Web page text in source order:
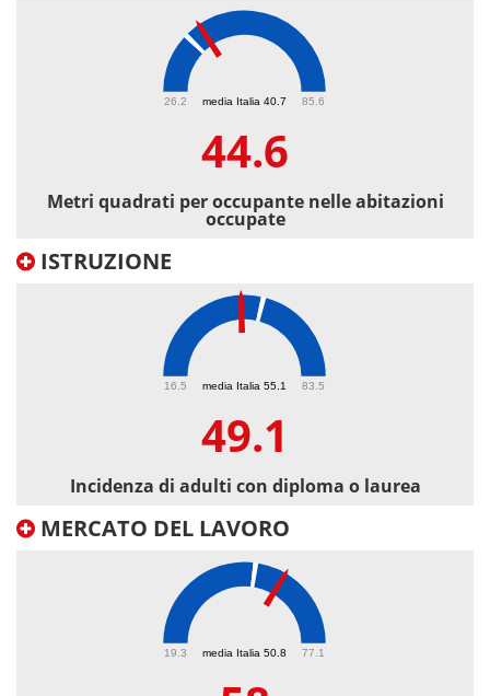
media Italia 40.7
26.2 85.6
44.6
Metri quadrati per occupante nelle abitazioni
occupate
ISTRUZIONE
media Italia 55.1
16.5 83.5
49.1
Incidenza di adulti con diploma o laurea
MERCATO DEL LAVORO
media Italia 50.8
19.3 77.1